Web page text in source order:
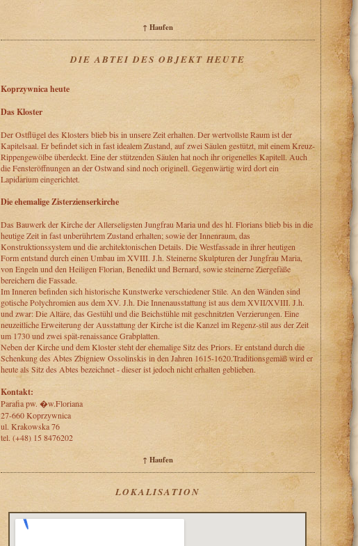
↑ Haufen
DIE ABTEI DES OBJEKT HEUTE
Koprzywnica heute
Das Kloster
Der Ostflügel des Klosters blieb bis in unsere Zeit erhalten. Der wertvollste Raum ist der
Kapitelsaal. Er befindet sich in fast idealem Zustand, auf zwei Säulen gestützt, mit einem Kreuz-
Rippengewölbe überdeckt. Eine der stützenden Säulen hat noch ihr origenelles Kapitell. Auch
die Fensteröffnungen an der Ostwand sind noch originell. Gegenwärtig wird dort ein
Lapidarium eingerichtet.
Die ehemalige Zisterzienserkirche
Das Bauwerk der Kirche der Allerseligsten Jungfrau Maria und des hl. Florians blieb bis in die
heutige Zeit in fast unberührtem Zustand erhalten; sowie der Innenraum, das
Konstruktionssystem und die architektonischen Details. Die Westfassade in ihrer heutigen
Form entstand durch einen Umbau im XVIII. J.h. Steinerne Skulpturen der Jungfrau Maria,
von Engeln und den Heiligen Florian, Benedikt und Bernard, sowie steinerne Ziergefäße
bereichern die Fassade.
Im Inneren befinden sich historische Kunstwerke verschiedener Stile. An den Wänden sind
gotische Polychromien aus dem XV. J.h. Die Innenausstattung ist aus dem XVII/XVIII. J.h.
und zwar: Die Altäre, das Gestühl und die Beichstühle mit geschnitzten Verzierungen. Eine
neuzeitliche Erweiterung der Ausstattung der Kirche ist die Kanzel im Regenz-stil aus der Zeit
um 1730 und zwei spät-renaissance Grabplatten.
Neben der Kirche und dem Kloster steht der ehemalige Sitz des Priors. Er entstand durch die
Schenkung des Abtes Zbigniew Ossolinskis in den Jahren 1615-1620.Traditionsgemäß wird er
heute als Sitz des Abtes bezeichnet - dieser ist jedoch nicht erhalten geblieben.
Kontakt:
Parafia pw. �w.Floriana
27-660 Koprzywnica
ul. Krakowska 76
tel. (+48) 15 8476202
↑ Haufen
LOKALISATION